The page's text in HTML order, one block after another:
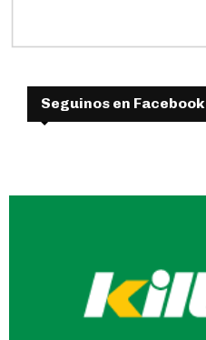
Seguinos en Facebook